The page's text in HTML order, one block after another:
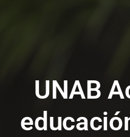
UNAB